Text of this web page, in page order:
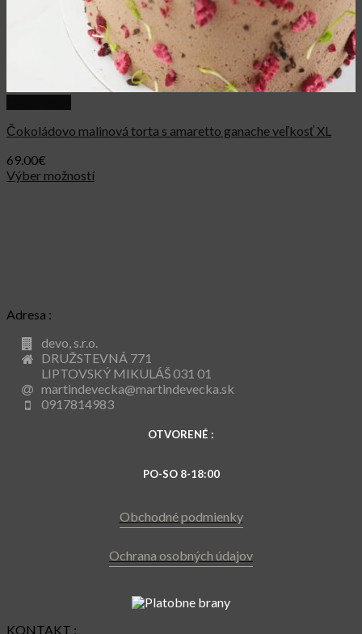
Čokoládovo malinová torta s amaretto ganache veľkosť XL
69.00€
Výber možností
Adresa :
devo, s.r.o.
DRUŽSTEVNÁ 771
LIPTOVSKÝ MIKULÁŠ 031 01
martindevecka@martindevecka.sk
0917814983
OTVORENÉ :
PO-SO 8-18:00
Obchodné podmienky
Ochrana osobných údajov
KONTAKT :